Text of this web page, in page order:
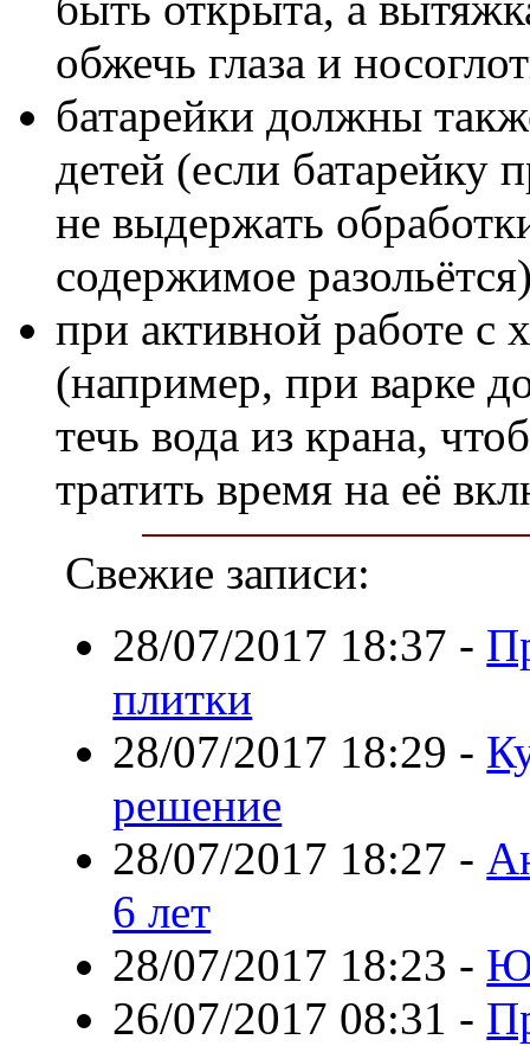
обжечь глаза и
батарейки должны
детей (если батарейку
не выдержать
содержимое
при активной работе с
(например, при варке
течь вода из крана,
тратить время на её
Свежие записи:
28/07/2017 18:37 -
плитки
28/07/2017 18:29 -
решение
28/07/2017 18:27 -
6 лет
28/07/2017 18:23 -
26/07/2017 08:31 -